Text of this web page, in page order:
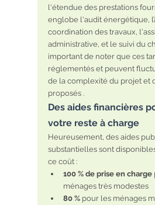
l'étendue des prestations
englobe l'audit énergétique,
coordination des travaux,
administrative, et le suivi du
important de noter que ces
réglementés et peuvent
de la complexité du projet et
proposés .
Des aides financières
votre reste à charge
Heureusement, des aides
substantielles sont
ce coût :
100 % de prise en charge
ménages très modestes
80 % pour les ménages